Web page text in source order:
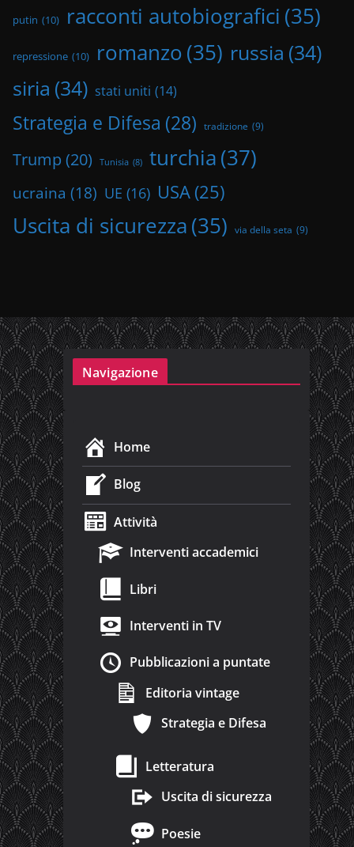
putin (10) racconti autobiografici (35)
repressione (10) romanzo(35) russia (34)
siria (34) stati uniti (14)
Strategia e Difesa (28) tradizione (9)
Trump (20) Tunisia (8) turchia(37)
ucraina (18) UE (16) USA (25)
Uscita di sicurezza(35) via della seta (9)
Navigazione
Home
Blog
Attività
Interventi accademici
Libri
Interventi in TV
Pubblicazioni a puntate
Editoria vintage
Strategia e Difesa
Letteratura
Uscita di sicurezza
Poesie